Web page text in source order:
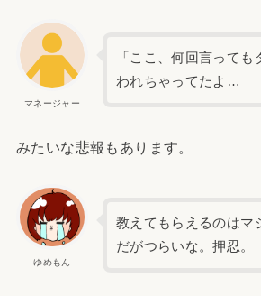
マネージャー
「ここ、何回言って
われちゃってたよ…
みたいな悲報もあります。
ゆめもん
教えてもらえるのはマ
だがつらいな。押忍。